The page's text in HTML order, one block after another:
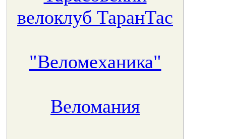
велоклуб ТаранТас
"Веломеханика"
Веломания